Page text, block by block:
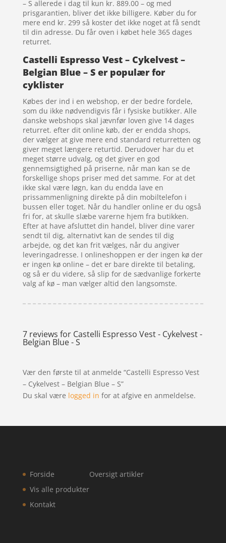
– S allerede i dag til kun kr. 889.00 – og med
prisgarantien, bliver det ikke billigere. Køber du for
mere end kr. 299 så koster det ikke noget at få sendt
til din adresse. Du får oven i købet hele 365 dages
returret.
Castelli Espresso Vest – Cykelvest –
Belgian Blue – S er populær for
cyklister
Købes der ind i en webshop, er der bedre fordele,
som du ikke nødvendigvis får i fysiske butikker. Alle
danske webshops skal jævnfør loven give 14 dages
returret. efter dit online køb, der er endda shops,
der vælger at give mere end standard returretten og
giver meget længere returtid. Derudover har du et
meget større udvalg, og det giver en god
gennemsigtighed på priserne, når man kan se de
forskellige shops priser med det samme. For at det
ikke skal være løgn, kan du endda lave en
prissammenligning direkte på din mobiltelefon i
bussen eller toget. Når du handler online er du også
fri for, at skulle slæbe varerne hjem fra butikken.
Efter at have afsluttet din handel, bliver dine varer
sendt til dig, alternativt kan de sendes til dig
arbejde, og det kan frit vælges, når du angiver
leveringadresse. I onlineshoppen er der ingen kø der
er ingen kø online – det er bare direkte til betaling,
og så er du videre, så slip for de sædvanlige forkerte
valg af kø – man vælger altid den langsomste.
7 reviews for Castelli Espresso Vest - Cykelvest -
Belgian Blue - S
Vær den første til at anmelde “Castelli Espresso Vest
– Cykelvest – Belgian Blue – S”
Du skal være logged in for at afgive en anmeldelse.
Forside
Vis alle produkter
Kontakt
Oversigt artikler